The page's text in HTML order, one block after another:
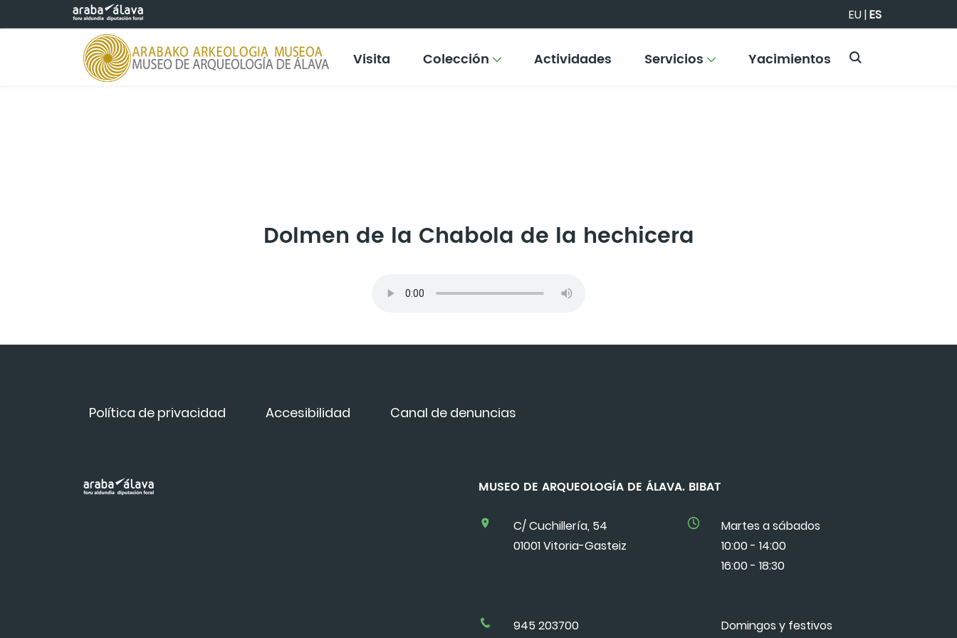
Saltar al contenido principal EU|ES
Visita Colección Actividades Servicios Yacimientos
Dolmen de la Chabola de la hechicera
Política de privacidad Accesibilidad Canal de denuncias
MUSEO DE ARQUEOLOGÍA DE ÁLAVA. BIBAT
C/ Cuchillería, 54
01001 Vitoria-Gasteiz
Martes a sábados
10:00 - 14:00
16:00 - 18:30
945 203700
Domingos y festivos